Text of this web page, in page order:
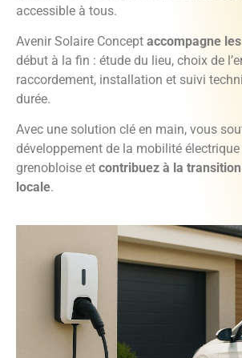
accessible à tous.
Avenir Solaire Concept accompagne
début à la fin : étude du lieu, choix de
raccordement, installation et suivi
durée.
Avec une solution clé en main, vous
développement de la mobilité
grenobloise et contribuez à la
locale.